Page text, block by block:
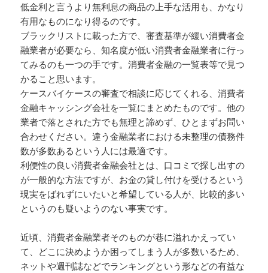
低金利と言うより無利息の商品の上手な活用も、かなり
有用なものになり得るのです。
ブラックリストに載った方で、審査基準が緩い消費者金
融業者が必要なら、知名度が低い消費者金融業者に行っ
てみるのも一つの手です。消費者金融の一覧表等で見つ
かること思います。
ケースバイケースの審査で相談に応じてくれる、消費者
金融キャッシング会社を一覧にまとめたものです。他の
業者で落とされた方でも無理と諦めず、ひとまずお問い
合わせください。違う金融業者における未整理の債務件
数が多数あるという人には最適です。
利便性の良い消費者金融会社とは、口コミで探し出すの
が一般的な方法ですが、お金の貸し付けを受けるという
現実をばれずにいたいと希望している人が、比較的多い
というのも疑いようのない事実です。
近頃、消費者金融業者そのものが巷に溢れかえってい
て、どこに決めようか困ってしまう人が多数いるため、
ネットや週刊誌などでランキングという形などの有益な